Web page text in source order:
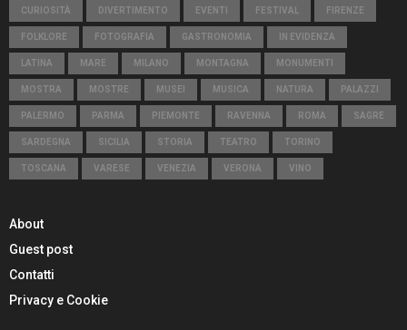
CURIOSITÀ DIVERTIMENTO EVENTI FESTIVAL FIRENZE
FOLKLORE FOTOGRAFIA GASTRONOMIA IN EVIDENZA
LATINA MARE MILANO MONTAGNA MONUMENTI
MOSTRA MOSTRE MUSEI MUSICA NATURA PALAZZI
PALERMO PARMA PIEMONTE RAVENNA ROMA SAGRE
SARDEGNA SICILIA STORIA TEATRO TORINO
TOSCANA VARESE VENEZIA VERONA VINO
About
Guest post
Contatti
Privacy e Cookie